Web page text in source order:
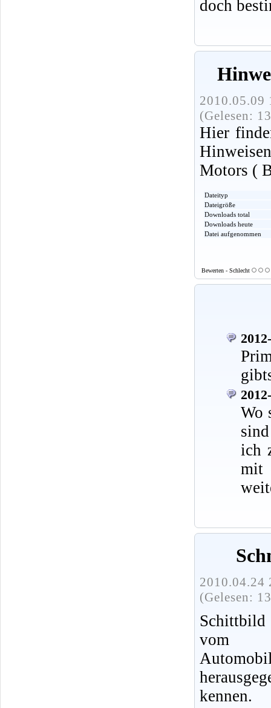
doch
2010.05.09
(Gelesen:
Hier
Motors (
Dateityp
Dateigröße
Downloads total
Downloads heute
Datei aufgenommen
Bewerten - Schlecht
Wo
ich
mit
2010.04.24
(Gelesen:
Schittbild
vom
kennen.